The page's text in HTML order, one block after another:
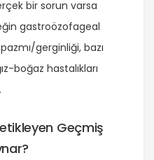
bir sorun varsa
gastroözofageal
gerginliği, bazı
boğaz hastalıkları
Geçmiş